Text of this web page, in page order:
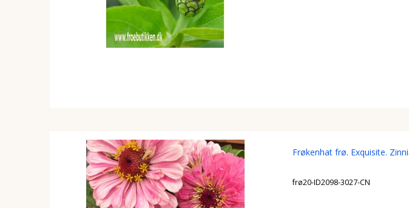
Frøkenhat frø. Exquisite.
frø20-ID2098-3027-CN